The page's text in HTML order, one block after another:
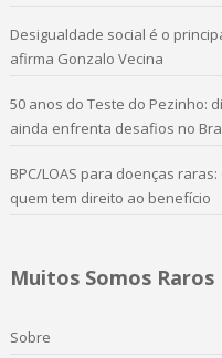
Desigualdade social é o
afirma Gonzalo Vecina
50 anos do Teste do Pezinho:
ainda enfrenta desafios no
BPC/LOAS para doenças
quem tem direito ao benefício
Muitos Somos Raros
Sobre